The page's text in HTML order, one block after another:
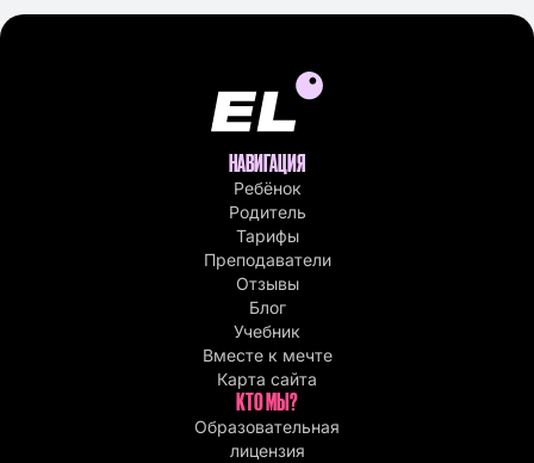
НАВИГАЦИЯ
Ребёнок
Родитель
Тарифы
Преподаватели
Отзывы
Блог
Учебник
Вместе к мечте
Карта сайта
КТО МЫ?
Образовательная
лицензия